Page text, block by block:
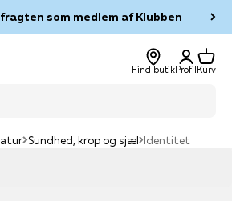
fragten som medlem af Klubben
Find butik
Log ind
Profil
Kurv
Kurv
Sundhed, krop og sjæl Identitet